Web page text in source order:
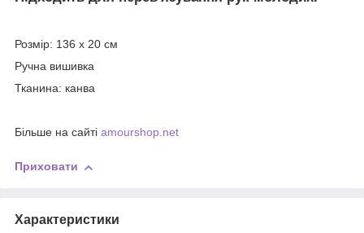
Розмір: 136 х 20 см
Ручна вишивка
Тканина: канва
Більше на сайті amourshop.net
Приховати
Характеристики